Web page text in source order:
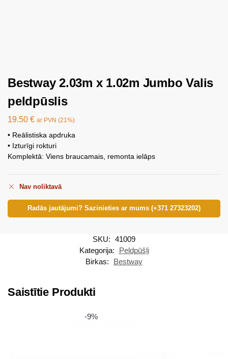
Bestway 2.03m x 1.02m Jumbo Valis
peldpūslis
19.50 € ar PVN (21%)
• Reālistiska apdruka
• Izturīgi rokturi
Komplektā: Viens braucamais, remonta ielāps
Nav noliktavā
Radās jautājumi? Sazinieties ar mums (+371 27323202)
SKU: 41009
Kategorija:
Peldpūšļi
Birkas:
Bestway
Saistītie Produkti
-9%